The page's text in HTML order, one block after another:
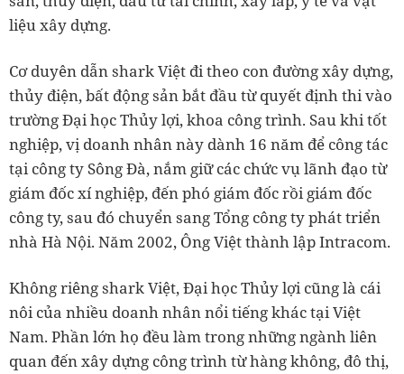
liệu xây dựng.
Cơ duyên dẫn shark Việt đi theo con đường xây dựng,
thủy điện, bất động sản bắt đầu từ quyết định thi vào
trường Đại học Thủy lợi, khoa công trình. Sau khi tốt
nghiệp, vị doanh nhân này dành 16 năm để công tác
tại công ty Sông Đà, nắm giữ các chức vụ lãnh đạo từ
giám đốc xí nghiệp, đến phó giám đốc rồi giám đốc
công ty, sau đó chuyển sang Tổng công ty phát triển
nhà Hà Nội. Năm 2002, Ông Việt thành lập Intracom.
Không riêng shark Việt, Đại học Thủy lợi cũng là cái
nôi của nhiều doanh nhân nổi tiếng khác tại Việt
Nam. Phần lớn họ đều làm trong những ngành liên
quan đến xây dựng công trình từ hàng không, đô thị,